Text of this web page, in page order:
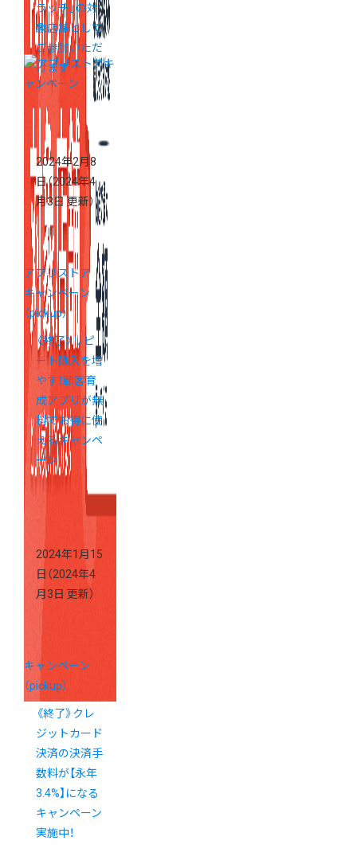
ラッチ」の対
象店舗として
ご参加いただ
けます
2024年2月8
日（2024年4
月3日 更新）
アプリストア
キャンペーン
（pickup）
《終了》リピ
ート購入を増
やす！顧客育
成アプリが無
料でお得に使
えるキャンペ
ーン
2024年1月15
日 （2024年4
月3日 更新）
キャンペーン
（pickup）
《終了》クレ
ジットカード
決済の決済手
数料が【永年
3.4%】になる
キャンペーン
実施中！